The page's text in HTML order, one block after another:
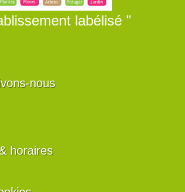
labélisé "
nous
horaires